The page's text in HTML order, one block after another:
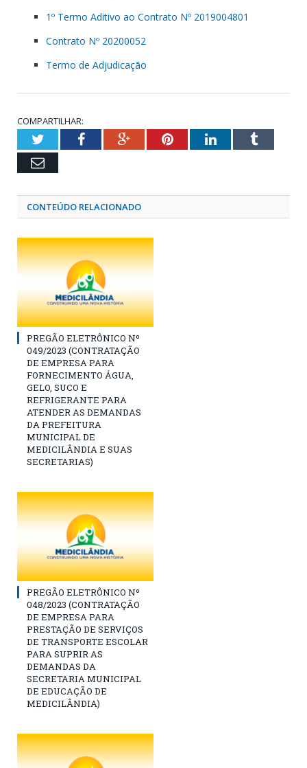
1º Termo Aditivo ao Contrato Nº 2019004801
Contrato Nº 20200052
Termo de Adjudicação
COMPARTILHAR:
TwitterFacebookGoogle+PinterestLinkedInTumblr
Email
CONTEÚDO RELACIONADO
PREGÃO ELETRÔNICO Nº
049/2023 (CONTRATAÇÃO
DE EMPRESA PARA
FORNECIMENTO ÁGUA,
GELO, SUCO E
REFRIGERANTE PARA
ATENDER AS DEMANDAS
DA PREFEITURA
MUNICIPAL DE
MEDICILÂNDIA E SUAS
SECRETARIAS)
PREGÃO ELETRÔNICO Nº
048/2023 (CONTRATAÇÃO
DE EMPRESA PARA
PRESTAÇÃO DE SERVIÇOS
DE TRANSPORTE ESCOLAR
PARA SUPRIR AS
DEMANDAS DA
SECRETARIA MUNICIPAL
DE EDUCAÇÃO DE
MEDICILÂNDIA)